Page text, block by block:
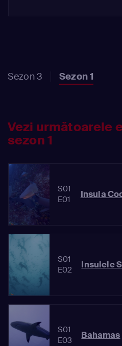
Sezon 3 Sezon 1
Vezi următoarele
sezon 1
S01
E01
Insula
S01
E02
Insulele
S01
E03
Bahamas